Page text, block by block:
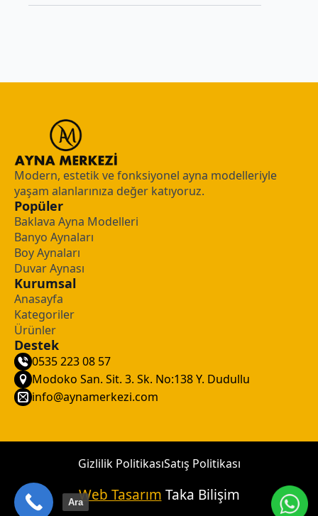
Modern, estetik ve fonksiyonel ayna modelleriyle
yaşam alanlarınıza değer katıyoruz.
Popüler
Baklava Ayna Modelleri
Banyo Aynaları
Boy Aynaları
Duvar Aynası
Kurumsal
Anasayfa
Kategoriler
Ürünler
Destek
0535 223 08 57
Modoko San. Sit. 3. Sk. No:138 Y. Dudullu
info@aynamerkezi.com
Gizlilik PolitikasıSatış Politikası
Web Tasarım Taka Bilişim
Ara